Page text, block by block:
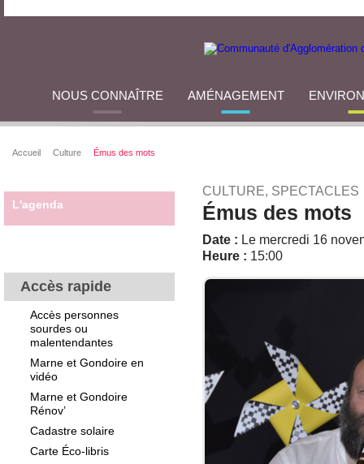
NOUS CONNAÎTRE AMÉNAGEMENT
Accueil Culture Émus des mots
L'agenda
Accès rapide
Accès personnes
sourdes ou
malentendantes
Marne et Gondoire en
vidéo
Marne et Gondoire
Rénov’
Cadastre solaire
Carte Éco-libris
CULTURE, SPECTACLES
Émus des mots
Date : Le mercredi 16
Heure : 15:00